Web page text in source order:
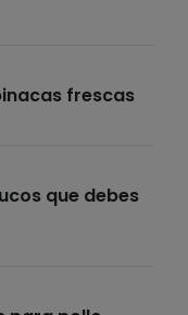
frescas
que debes